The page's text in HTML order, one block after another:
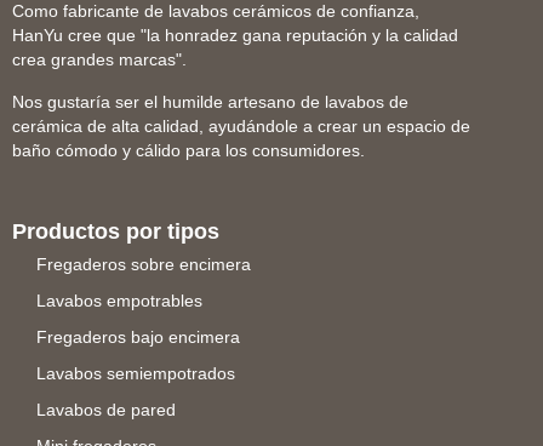
Como fabricante de lavabos cerámicos de confianza,
HanYu cree que "la honradez gana reputación y la calidad
crea grandes marcas".
Nos gustaría ser el humilde artesano de lavabos de
cerámica de alta calidad, ayudándole a crear un espacio de
baño cómodo y cálido para los consumidores.
Productos por tipos
Fregaderos sobre encimera
Lavabos empotrables
Fregaderos bajo encimera
Lavabos semiempotrados
Lavabos de pared